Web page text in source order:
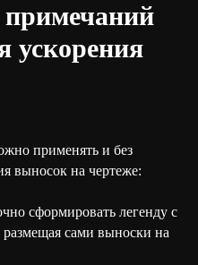
примечаний
ускорения
применять и без
выносок на чертеже:
сформировать легенду с
сами выноски на